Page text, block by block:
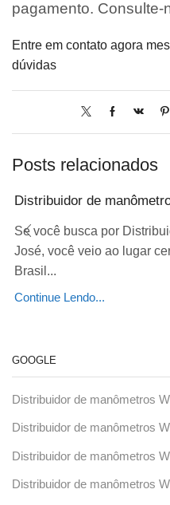
pagamento. Consulte-
Entre em contato agora
dúvidas
Posts relacionados
Distribuidor de
Se você busca por
José, você veio ao lugar
Brasil...
Continue Lendo...
GOOGLE
Distribuidor de manômetros
Distribuidor de manômetros
Distribuidor de manômetros
Distribuidor de manômetros